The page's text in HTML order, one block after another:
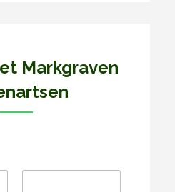
Markgraven